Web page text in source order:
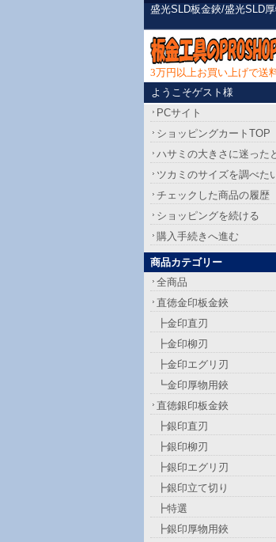
盛光SLD板金鋏/盛光SLD
3万円以上お買い上げで送
ようこそゲスト様
PCサイト
ショッピングカートTOP
ハサミの大きさに迷った
ツカミのサイズを調べた
チェックした商品の履歴
ショッピングを続ける
購入手続きへ進む
商品カテゴリー
全商品
直徳金印板金鋏
┣金印直刃
┣金印柳刃
┣金印エグリ刃
┗金印厚物用鋏
直徳銀印板金鋏
┣銀印直刃
┣銀印柳刃
┣銀印エグリ刃
┣銀印立て切り
┣特選
┣銀印厚物用鋏